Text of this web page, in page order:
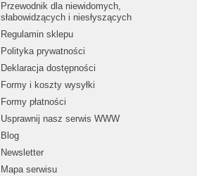
Przewodnik dla niewidomych,
słabowidzących i niesłyszących
Regulamin sklepu
Polityka prywatności
Deklaracja dostępności
Formy i koszty wysyłki
Formy płatności
Usprawnij nasz serwis WWW
Blog
Newsletter
Mapa serwisu